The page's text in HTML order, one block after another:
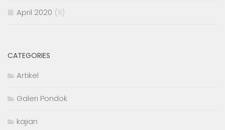
April 2020 (11)
CATEGORIES
Artikel
Galeri Pondok
kajian